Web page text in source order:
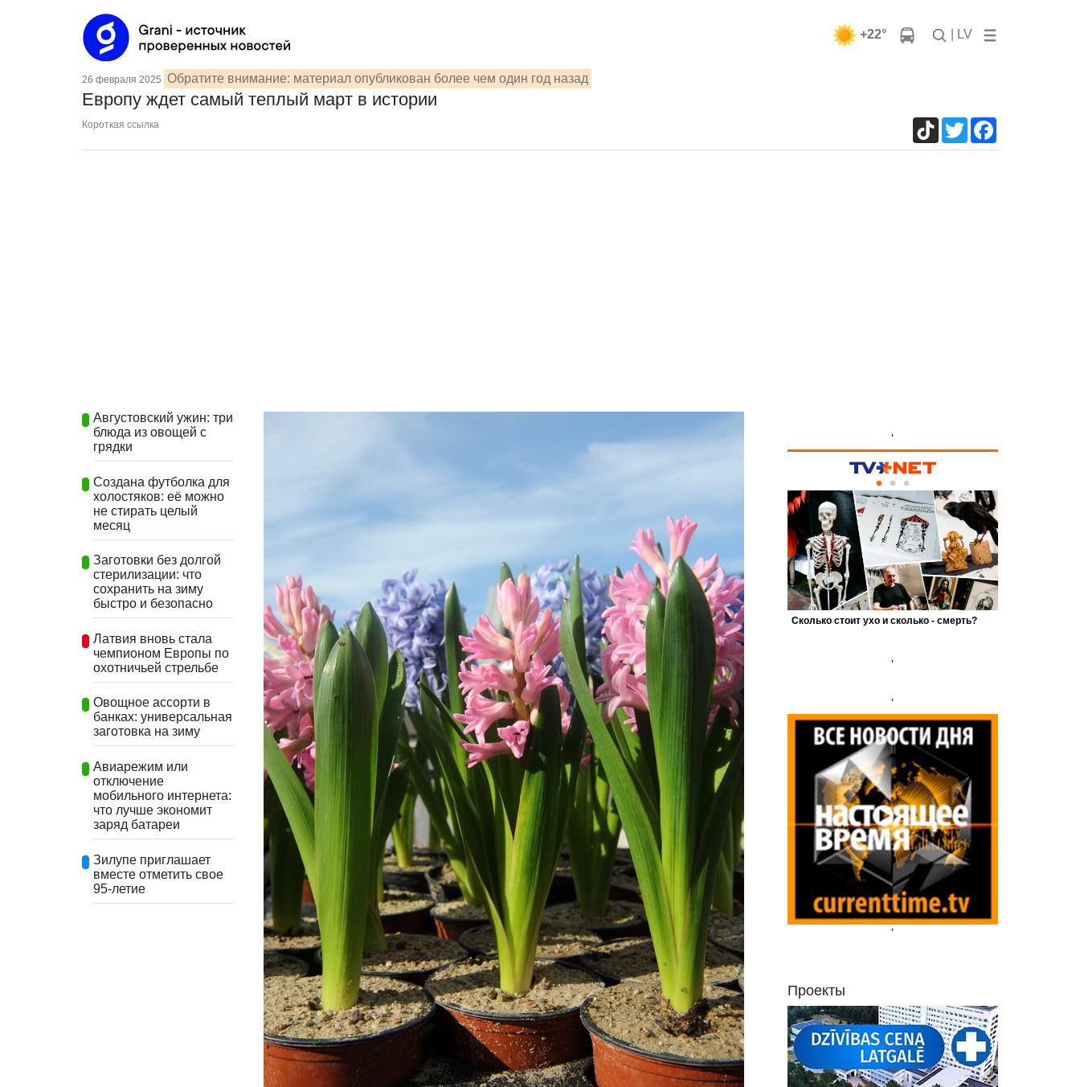
+22° | LV
26 февраля 2025 Обратите внимание: материал опубликован более чем один год назад
Европу ждет самый теплый март в истории
Короткая ссылка TikTokTwitter
Августовский ужин: три
блюда из овощей с
грядки
Создана футболка для
холостяков: её можно
не стирать целый
месяц
Заготовки без долгой
стерилизации: что
сохранить на зиму
быстро и безопасно
Латвия вновь стала
чемпионом Европы по
охотничьей стрельбе
Овощное ассорти в
банках: универсальная
заготовка на зиму
Авиарежим или
отключение
мобильного интернета:
что лучше экономит
заряд батареи
Зилупе приглашает
вместе отметить свое
95-летие
'
'
'
'
Проекты